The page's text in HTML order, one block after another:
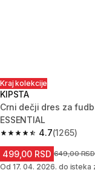
Kraj kolekcije
KIPSTA
Crni dečji dres za
ESSENTIAL
4.7
4.7 od 5 zvezdica
(1265)
499,00 RSD Cena pre
649,00 RSD
Od 17. 04. 2026. do isteka